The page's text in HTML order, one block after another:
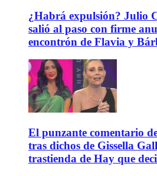
¿Habrá expulsión? Julio
salió al paso con firme
encontrón de Flavia y
El punzante comentario
tras dichos de Gissella
trastienda de Hay que